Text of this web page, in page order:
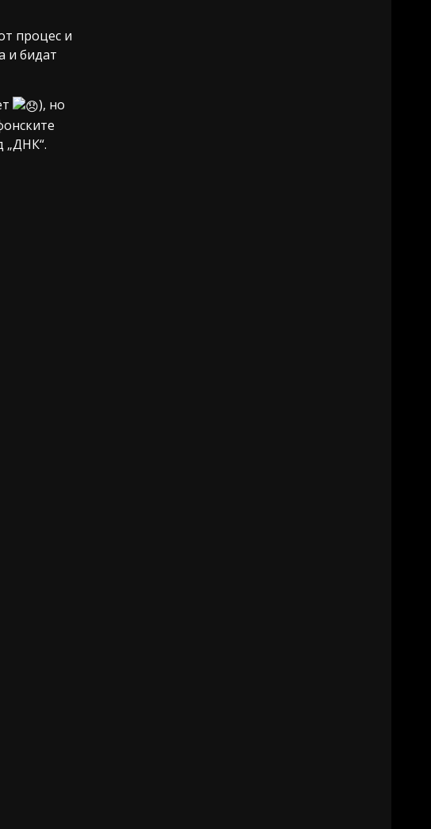
процес и
и бидат
), но
„ДНК“.